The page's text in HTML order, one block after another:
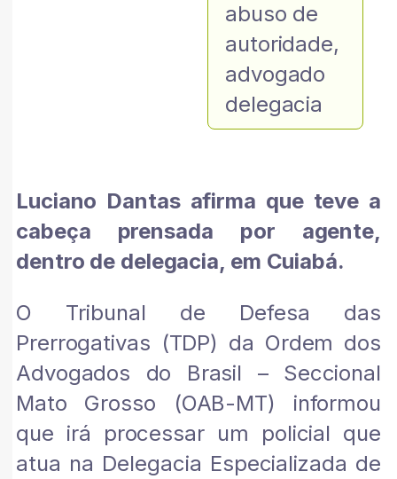
abuso de
autoridade,
advogado
delegacia
Luciano Dantas afirma que teve a
cabeça prensada por agente,
dentro de delegacia, em Cuiabá.
O Tribunal de Defesa das
Prerrogativas (TDP) da Ordem dos
Advogados do Brasil – Seccional
Mato Grosso (OAB-MT) informou
que irá processar um policial que
atua na Delegacia Especializada de